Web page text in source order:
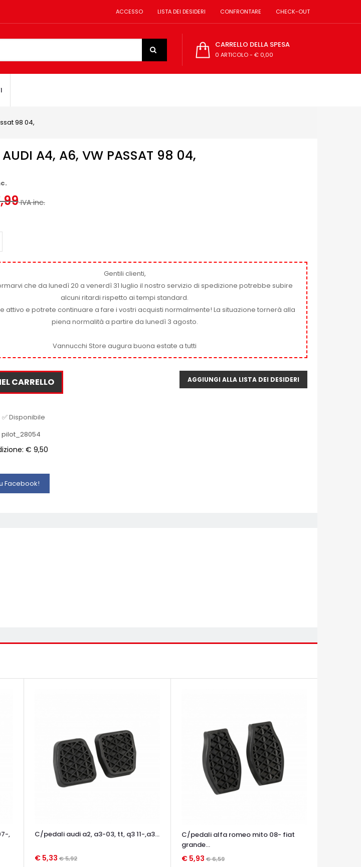
ACCESSO LISTA DEI DESIDERI CONFRONTARE CHECK-OUT
CARRELLO DELLA SPESA
0 ARTICOLO- € 0,00
98 04,
A4, A6, VW PASSAT 98 04,
IVA inc.
Gentili clienti,
che da lunedì 20 a venerdì 31 luglio il nostro servizio di spedizione potrebbe subire
alcuni ritardi rispetto ai tempi standard.
attivo e potrete continuare a fare i vostri acquisti normalmente! La situazione tornerà alla
piena normalità a partire da lunedì 3 agosto.
Vannucchi Store augura buona estate a tutti
CARRELLO AGGIUNGI ALLA LISTA DEI DESIDERI
✅ Disponibile
pilot_28054
€ 9,50
Facebook!
,
C/pedali audi a2, a3-03, tt, q3 11-,a3...
€ 5,33 € 5,92
C/pedali alfa romeo mito 08- fiat
grande...
€ 5,93€ 6,59